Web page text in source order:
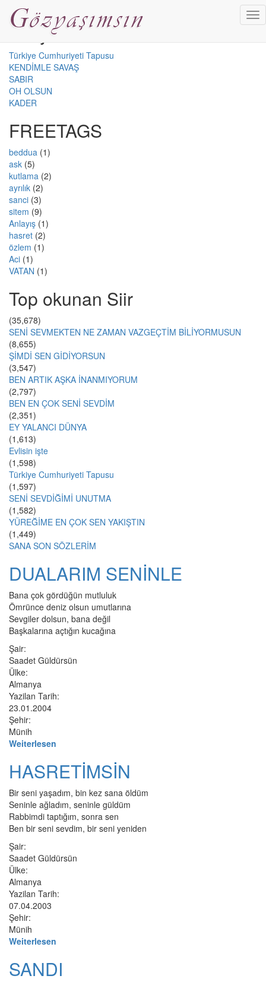
Direkt zum Inhalt
En iyi 5 Siir
Türkiye Cumhuriyeti Tapusu
KENDİMLE SAVAŞ
SABIR
OH OLSUN
KADER
FREETAGS
beddua (1)
ask (5)
kutlama (2)
ayrılık (2)
sanci (3)
sitem (9)
Anlayış (1)
hasret (2)
özlem (1)
Aci (1)
VATAN (1)
Top okunan Siir
(35,678)
SENİ SEVMEKTEN NE ZAMAN VAZGEÇTİM BİLİYORMUSUN
(8,655)
ŞİMDİ SEN GİDİYORSUN
(3,547)
BEN ARTIK AŞKA İNANMIYORUM
(2,797)
BEN EN ÇOK SENİ SEVDİM
(2,351)
EY YALANCI DÜNYA
(1,613)
Evlisin işte
(1,598)
Türkiye Cumhuriyeti Tapusu
(1,597)
SENİ SEVDİĞİMİ UNUTMA
(1,582)
YÜREĞİME EN ÇOK SEN YAKIŞTIN
(1,449)
SANA SON SÖZLERİM
DUALARIM SENİNLE
Bana çok gördüğün mutluluk
Ömrünce deniz olsun umutlarına
Sevgiler dolsun, bana değil
Başkalarına açtığın kucağına
Şair:
Saadet Güldürsün
Ülke:
Almanya
Yazilan Tarih:
23.01.2004
Şehir:
Münih
Weiterlesen
HASRETİMSİN
Bir seni yaşadım, bin kez sana öldüm
Seninle ağladım, seninle güldüm
Rabbimdi taptığım, sonra sen
Ben bir seni sevdim, bir seni yeniden
Şair:
Saadet Güldürsün
Ülke:
Almanya
Yazilan Tarih:
07.04.2003
Şehir:
Münih
Weiterlesen
SANDI